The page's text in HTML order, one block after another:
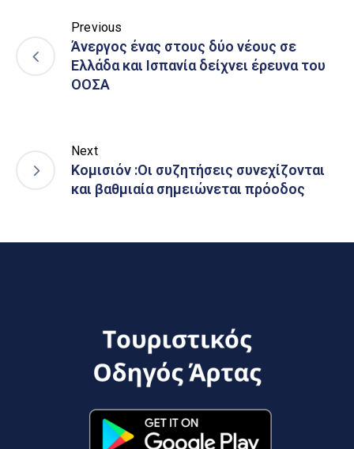
Previous
Άνεργος ένας στους δύο νέους σε
Ελλάδα και Ισπανία δείχνει έρευνα του
ΟΟΣΑ
Next
Κομισιόν :Οι συζητήσεις συνεχίζονται
και βαθμιαία σημειώνεται πρόοδος